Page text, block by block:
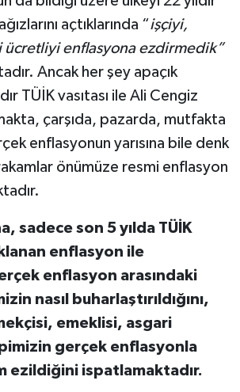
açtıklarında “işçiyi,
ücretliyi enflasyona ezdirmedik”
Ancak her şey apaçık
TÜİK vasıtası ile Ali Cengiz
çarşıda, pazarda, mutfakta
enflasyonun yarısına bile denk
önümüze resmi enflasyon
sadece son 5 yılda TÜİK
enflasyon ile
enflasyon arasındaki
nasıl buharlaştırıldığını,
emeklisi, asgari
gerçek enflasyonla
ezildiğini ispatlamaktadır.